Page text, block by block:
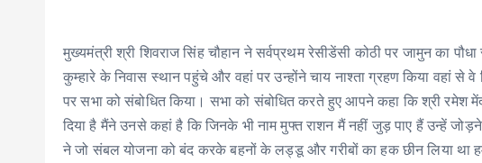
मुख्यमंत्री श्री शिवराज सिंह चौहान ने सर्वप्रथम रेसीडेंसी कोठी पर जामुन का
कुम्हारे के निवास स्थान पहुंचे और वहां पर उन्होंने चाय नाश्ता ग्रहण किया वहां से
पर सभा को संबोधित किया। सभा को संबोधित करते हुए आपने कहा कि श्री रमेश
दिया है मैंने उनसे कहां है कि जिनके भी नाम मुफ्त राशन मैं नहीं जुड़ पाए हैं उन्हें
ने जो संबल योजना को बंद करके बहनों के लड्डू और गरीबों का हक छीन लिया